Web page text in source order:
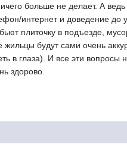
больше не делает. А
интернет и доведение
плиточку в подъезде,
будут сами очень
глаза). И все эти вопросы
здорово.